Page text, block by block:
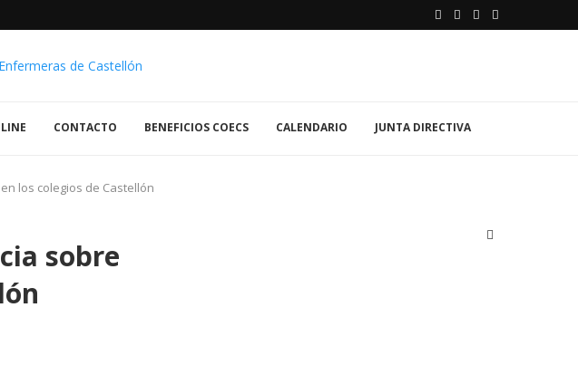
CONTACTO BENEFICIOS COECS CALENDARIO JUNTA DIRECTIVA
los colegios de Castellón
sobre